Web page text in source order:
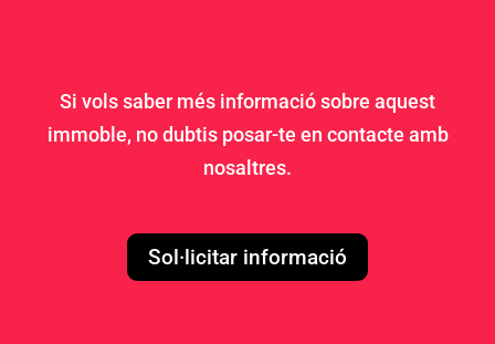
Si vols saber més informació sobre aquest
immoble, no dubtis posar-te en contacte amb
nosaltres.
Sol·licitar informació